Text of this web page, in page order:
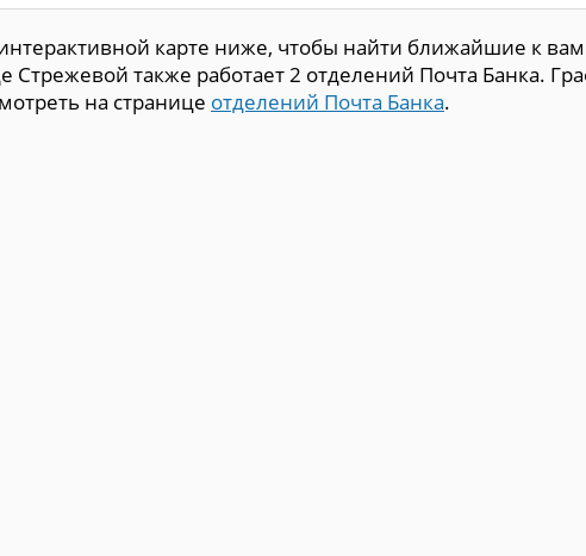
карте ниже, чтобы найти ближайшие к вам
также работает 2 отделений Почта Банка.
на странице отделений Почта Банка.